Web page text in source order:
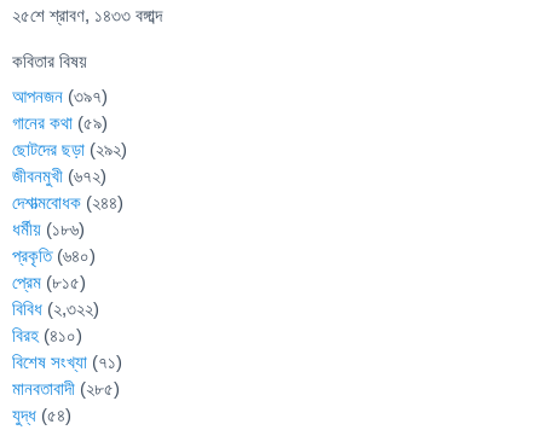
২৫শে শ্রাবণ, ১৪৩৩ বঙ্গাব্দ
কবিতার বিষয়
আপনজন (৩৯৭)
গানের কথা (৫৯)
ছোটদের ছড়া (২৯২)
জীবনমুখী (৬৭২)
দেশাত্মবোধক (২৪৪)
ধর্মীয় (১৮৬)
প্রকৃতি(৬৪০)
প্রেম (৮১৫)
বিবিধ (২,৩২২)
বিরহ (৪১০)
বিশেষ সংখ্যা (৭১)
মানবতাবাদী (২৮৫)
যুদ্ধ (৫৪)